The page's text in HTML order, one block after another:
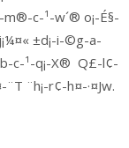
c-¹-w´® o¡-É§-
±d¡-i-©g-a-
c-¹-q¡-X® Q£-l¢-
¨h¡-r¢-h¤-·¤Jw.